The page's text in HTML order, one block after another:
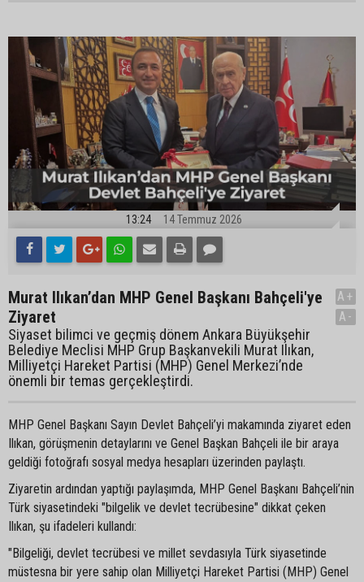
13:24 14 Temmuz 2026
Murat Ilıkan’dan MHP Genel Başkanı Bahçeli'ye
Ziyaret
Siyaset bilimci ve geçmiş dönem Ankara Büyükşehir
Belediye Meclisi MHP Grup Başkanvekili Murat Ilıkan,
Milliyetçi Hareket Partisi (MHP) Genel Merkezi’nde
önemli bir temas gerçekleştirdi.
A+
A-
MHP Genel Başkanı Sayın Devlet Bahçeli’yi makamında ziyaret eden
Ilıkan, görüşmenin detaylarını ve Genel Başkan Bahçeli ile bir araya
geldiği fotoğrafı sosyal medya hesapları üzerinden paylaştı.
Ziyaretin ardından yaptığı paylaşımda, MHP Genel Başkanı Bahçeli’nin
Türk siyasetindeki "bilgelik ve devlet tecrübesine" dikkat çeken
Ilıkan, şu ifadeleri kullandı:
"Bilgeliği, devlet tecrübesi ve millet sevdasıyla Türk siyasetinde
müstesna bir yere sahip olan Milliyetçi Hareket Partisi (MHP) Genel